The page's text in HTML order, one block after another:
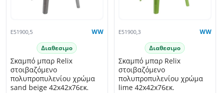
E51900,5 WW
Διαθεσιμο
Σκαμπό μπαρ Relix
στοιβαζόμενο
πολυπροπυλενίου χρώμα
sand beige 42x42x76εκ.
E51900,3 WW
Διαθεσιμο
Σκαμπό μπαρ Relix
στοιβαζόμενο
πολυπροπυλενίου χρώμα
lime 42x42x76εκ.